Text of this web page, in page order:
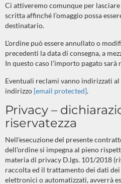
Ci attiveremo comunque per
scritta affinché l’omaggio possa
destinatario.
L'ordine può essere annullato o
precedenti la data di consegna, a
In questo caso l’importo pagato
Eventuali reclami vanno indirizzati
indirizzo [email protected].
Privacy –
riservatezza
Nell'esecuzione del presente
dell’ordine si impegna al pieno
materia di privacy D.lgs. 101/2018
raccolta ed il trattamento dei dati
elettronici o automatizzati, avverrà